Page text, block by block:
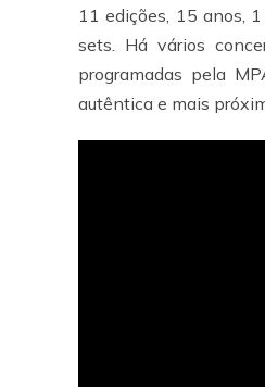
11 edições, 15 anos,
sets. Há vários
programadas pela
autêntica e mais